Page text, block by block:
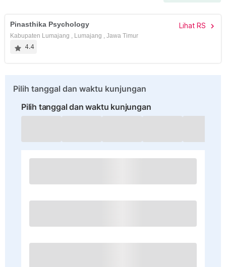
Pinasthika Psychology Lihat RS chevron_right
Kabupaten Lumajang , Lumajang , Jawa Timur
4.4
Pilih tanggal dan waktu kunjungan
Pilih tanggal dan waktu kunjungan